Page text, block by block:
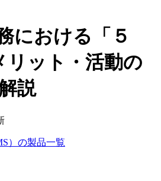
における「５
リット・活動の
説
） の製品一覧